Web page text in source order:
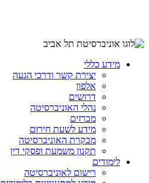
מידע כללי
יצירת קשר ודרכי הגעה
אלפון
דרושים
נהלי האוניברסיטה
מכרזים
מידע לשעת חירום
מבקרת האוניברסיטה
תקנון משמעת ופסקי דין
לימודים
רישום לאוניברסיטה